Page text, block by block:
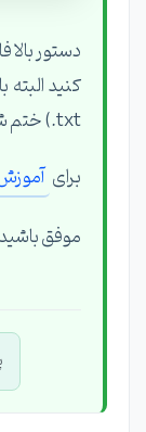
دستور
کنید
txt.) ختم شوند
برای
موفق باشید